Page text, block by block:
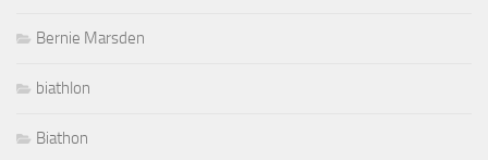
Bernie Marsden
biathlon
Biathon